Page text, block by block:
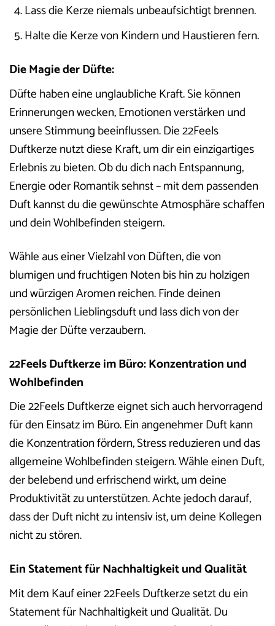
Lass die Kerze niemals unbeaufsichtigt brennen.
Halte die Kerze von Kindern und Haustieren fern.
Die Magie der Düfte:
Düfte haben eine unglaubliche Kraft. Sie können
Erinnerungen wecken, Emotionen verstärken und
unsere Stimmung beeinflussen. Die 22Feels
Duftkerze nutzt diese Kraft, um dir ein einzigartiges
Erlebnis zu bieten. Ob du dich nach Entspannung,
Energie oder Romantik sehnst – mit dem passenden
Duft kannst du die gewünschte Atmosphäre schaffen
und dein Wohlbefinden steigern.
Wähle aus einer Vielzahl von Düften, die von
blumigen und fruchtigen Noten bis hin zu holzigen
und würzigen Aromen reichen. Finde deinen
persönlichen Lieblingsduft und lass dich von der
Magie der Düfte verzaubern.
22Feels Duftkerze im Büro: Konzentration und
Wohlbefinden
Die 22Feels Duftkerze eignet sich auch hervorragend
für den Einsatz im Büro. Ein angenehmer Duft kann
die Konzentration fördern, Stress reduzieren und das
allgemeine Wohlbefinden steigern. Wähle einen Duft,
der belebend und erfrischend wirkt, um deine
Produktivität zu unterstützen. Achte jedoch darauf,
dass der Duft nicht zu intensiv ist, um deine Kollegen
nicht zu stören.
Ein Statement für Nachhaltigkeit und Qualität
Mit dem Kauf einer 22Feels Duftkerze setzt du ein
Statement für Nachhaltigkeit und Qualität. Du